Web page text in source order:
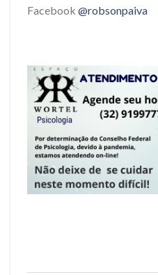
Facebook @robsonpaiva